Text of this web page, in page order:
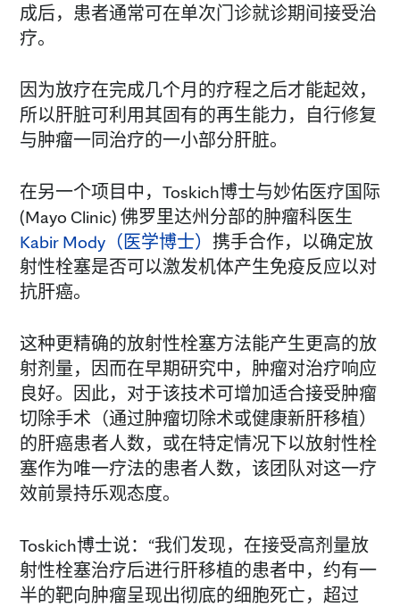
成后，患者通常可在单次门诊就诊期间接受治
疗。
因为放疗在完成几个月的疗程之后才能起效，
所以肝脏可利用其固有的再生能力，自行修复
与肿瘤一同治疗的一小部分肝脏。
在另一个项目中，Toskich博士与妙佑医疗国际
(Mayo Clinic) 佛罗里达州分部的肿瘤科医生
Kabir Mody（医学博士） 携手合作，以确定放
射性栓塞是否可以激发机体产生免疫反应以对
抗肝癌。
这种更精确的放射性栓塞方法能产生更高的放
射剂量，因而在早期研究中，肿瘤对治疗响应
良好。因此，对于该技术可增加适合接受肿瘤
切除手术（通过肿瘤切除术或健康新肝移植）
的肝癌患者人数，或在特定情况下以放射性栓
塞作为唯一疗法的患者人数，该团队对这一疗
效前景持乐观态度。
Toskich博士说：“我们发现，在接受高剂量放
射性栓塞治疗后进行肝移植的患者中，约有一
半的靶向肿瘤呈现出彻底的细胞死亡，超过